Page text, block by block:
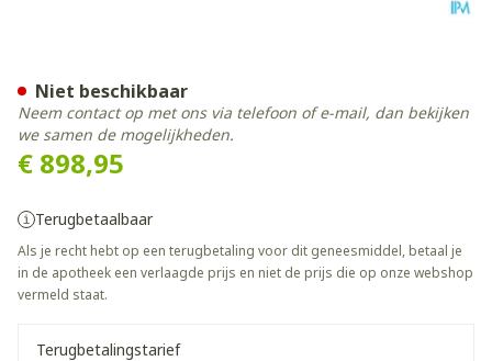
€ 898,95
Terugbetaalbaar
Als je recht hebt op een terugbetaling voor dit geneesmiddel, betaal je
in de apotheek een verlaagde prijs en niet de prijs die op onze webshop
vermeld staat.
Terugbetalingstarief
Niet beschikbaar
Neem contact op met ons via telefoon of e-mail, dan bekijken
we samen de mogelijkheden.